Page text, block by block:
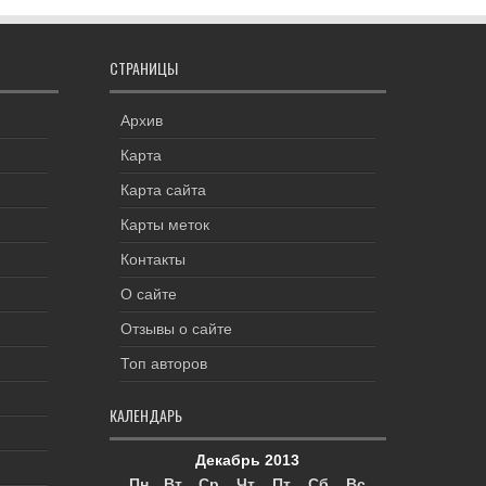
СТРАНИЦЫ
Архив
Карта
Карта сайта
Карты меток
Контакты
О сайте
Отзывы о сайте
Топ авторов
КАЛЕНДАРЬ
Декабрь 2013